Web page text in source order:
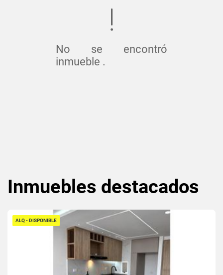
No se encontró
inmueble .
Inmuebles destacados
ALQ - DISPONIBLE